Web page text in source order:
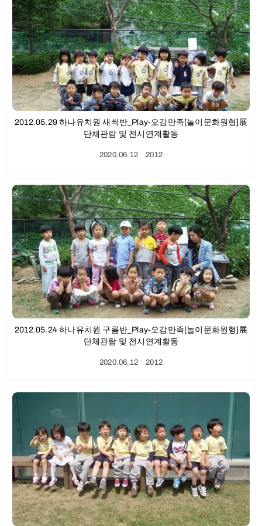
2012.05.29 하나유치원 새싹반_Play-오감만족[놀이문화원형]展
단체관람 및 전시연계활동
2020.06.12ㆍ2012
2012.05.24 하나유치원 구름반_Play-오감만족[놀이문화원형]展
단체관람 및 전시연계활동
2020.06.12ㆍ2012